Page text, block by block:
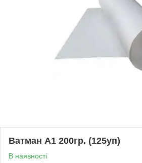
Ватман А1 200гр. (125уп)
В наявності